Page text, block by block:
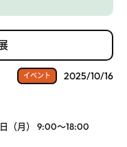
イベント 2025/10/16
日（月） 9:00～18:00